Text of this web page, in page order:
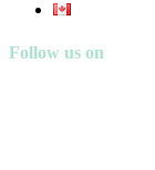
Follow us on